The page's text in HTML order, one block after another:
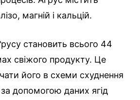
магній і кальцій.
становить всього 44
свіжого продукту. Це
його в схеми схуднення
допомогою даних ягід